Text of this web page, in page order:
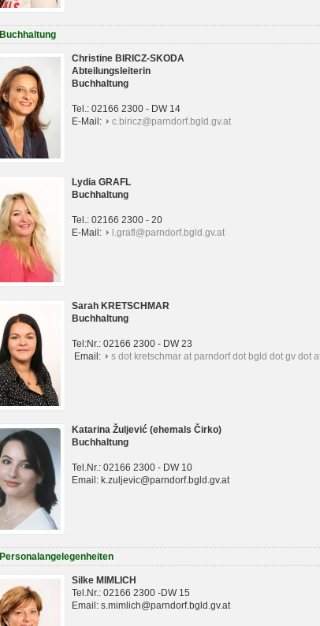
Buchhaltung
Christine BIRICZ-SKODA
Abteilungsleiterin
Buchhaltung
Tel.: 02166 2300 - DW 14
E-Mail:
c.biricz@parndorf.bgld.gv.at
Lydia GRAFL
Buchhaltung
Tel.: 02166 2300 - 20
E-Mail:
l.grafl@parndorf.bgld.gv.at
Sarah KRETSCHMAR
Buchhaltung
Tel:Nr.: 02166 2300 - DW 23
Email:
s dot kretschmar at parndorf dot bgld dot gv dot
Katarina Žuljević (ehemals Čirko)
Buchhaltung
Tel.Nr.: 02166 2300 - DW 10
Email: k.zuljevic@parndorf.bgld.gv.at
Personalangelegenheiten
Silke MIMLICH
Tel.Nr.: 02166 2300 -DW 15
Email: s.mimlich@parndorf.bgld.gv.at